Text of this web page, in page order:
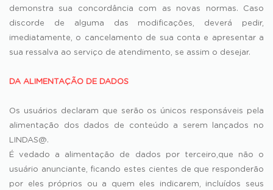
demonstra sua concordância com as novas normas. Caso
discorde de alguma das modificações, deverá pedir,
imediatamente, o cancelamento de sua conta e apresentar a
sua ressalva ao serviço de atendimento, se assim o desejar.
DA ALIMENTAÇÃO DE DADOS
Os usuários declaram que serão os únicos responsáveis pela
alimentação dos dados de conteúdo a serem lançados no
LINDAS@.
É vedado a alimentação de dados por terceiro,que não o
usuário anunciante, ficando estes cientes de que responderão
por eles próprios ou a quem eles indicarem, incluídos seus